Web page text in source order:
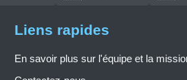
Liens rapides
En savoir plus sur l'équipe et la